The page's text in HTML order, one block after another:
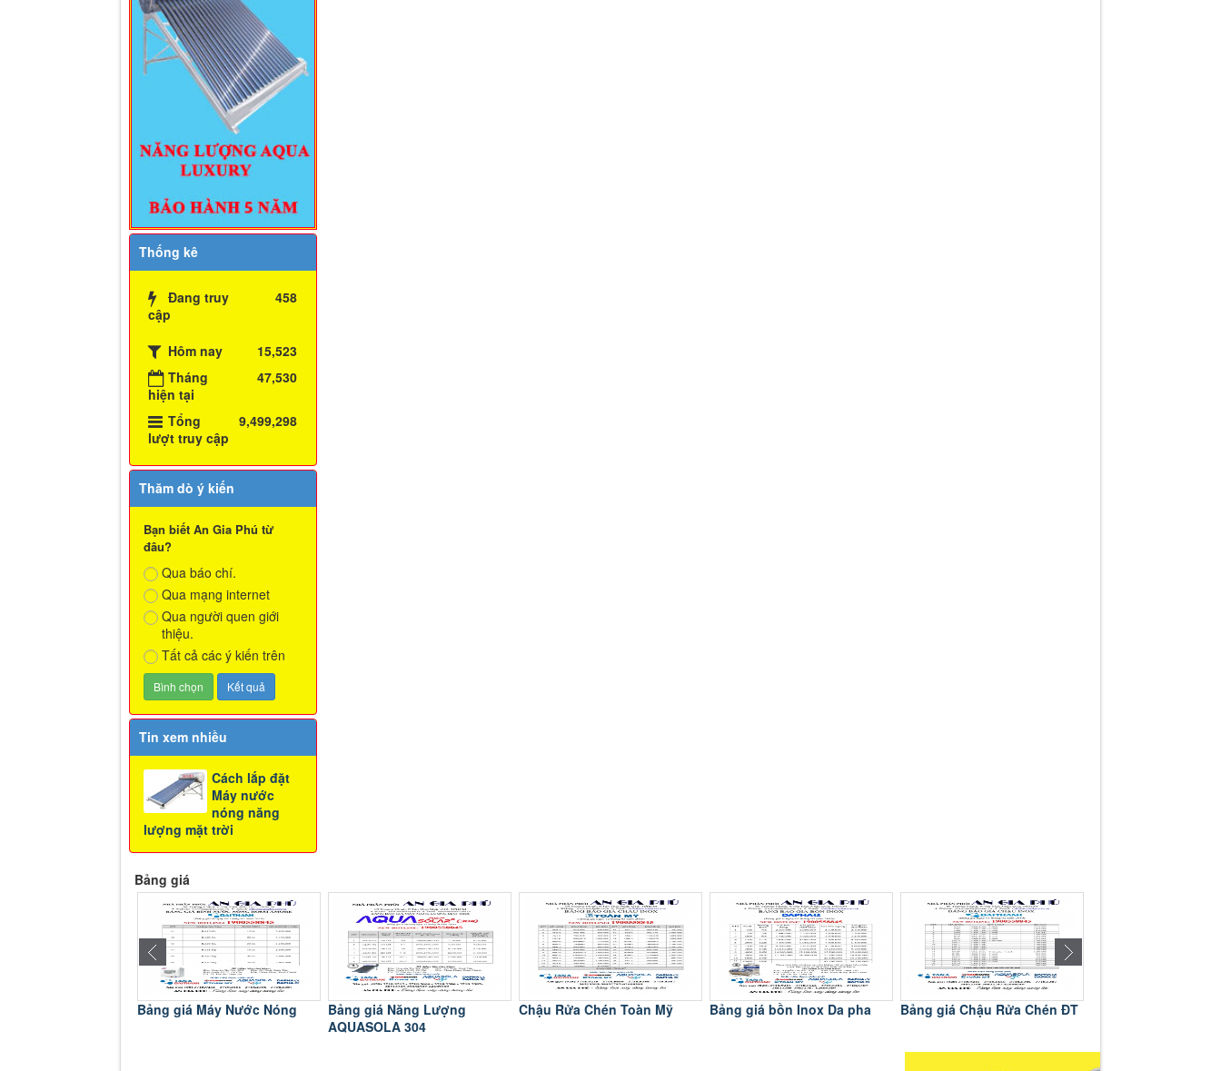
Thống kê
Đang truy
cập
458
Hôm nay
15,523
Tháng
hiện tại
47,530
Tổng
lượt truy cập
9,499,298
Thăm dò ý kiến
Bạn biết An Gia Phú từ
đâu?
Qua báo chí.
Qua mạng internet
Qua người quen giới
thiệu.
Tất cả các ý kiến trên
Tin xem nhiều
Cách lắp đặt
Máy nước
nóng năng
lượng mặt trời
Bảng giá
Bảng giá Năng Lượng
Chậu Rửa Chén Toàn Mỹ Bảng giá bồn Inox Da pha Bảng giá Chậu Rửa Chén ĐT
Bảng giá bồn nhựa Đại